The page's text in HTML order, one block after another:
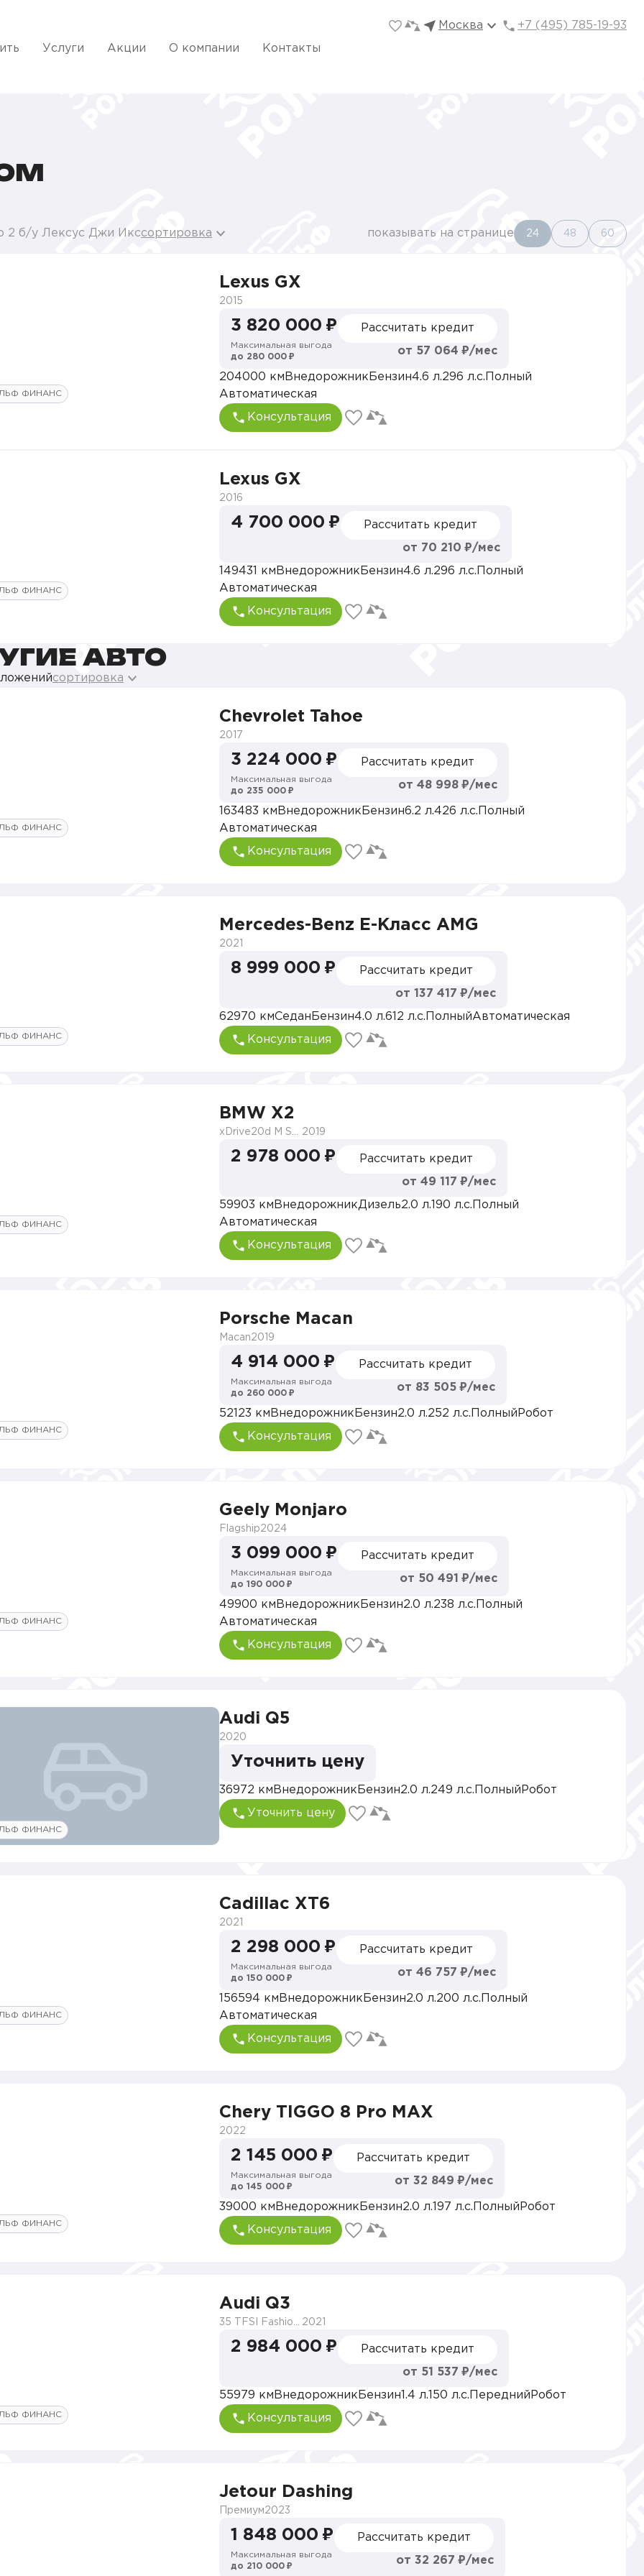
Москва +7 (495) 785-19-93
Услуги Акции О компании Контакты
2 б/у Лексус Джи Икссортировка показывать на странице 24 48 60
ФИНАНС
Lexus GX
2015
3 820 000 ₽
Максимальная выгода
до 280 000 ₽
Рассчитать кредит
от 57 064 ₽/мес
204000 км Внедорожник Бензин4.6 л.296 л.с. Полный
Автоматическая
Консультация
ФИНАНС
Lexus GX
2016
4 700 000 ₽ Рассчитать кредит
от 70 210 ₽/мес
149431 км Внедорожник Бензин4.6 л.296 л.с. Полный
Автоматическая
Консультация
АВТО
сортировка
ФИНАНС
Chevrolet Tahoe
2017
3 224 000 ₽
Максимальная выгода
до 235 000 ₽
Рассчитать кредит
от 48 998 ₽/мес
163483 км Внедорожник Бензин6.2 л.426 л.с. Полный
Автоматическая
Консультация
ФИНАНС
Mercedes-Benz E-Класс AMG
2021
8 999 000 ₽ Рассчитать кредит
от 137 417 ₽/мес
62970 кмСедан Бензин4.0 л.612 л.с. ПолныйАвтоматическая
Консультация
ФИНАНС
BMW X2
2019
2 978 000 ₽ Рассчитать кредит
от 49 117 ₽/мес
59903 км ВнедорожникДизель2.0 л. 190 л.с. Полный
Автоматическая
Консультация
ФИНАНС
Porsche Macan
Macan2019
4 914 000 ₽
Максимальная выгода
до 260 000 ₽
Рассчитать кредит
от 83 505 ₽/мес
52123 км Внедорожник Бензин2.0 л.252 л.с. Полный Робот
Консультация
ФИНАНС
Geely Monjaro
Flagship2024
3 099 000 ₽
Максимальная выгода
до 190 000 ₽
Рассчитать кредит
от 50 491 ₽/мес
49900 км Внедорожник Бензин2.0 л.238 л.с. Полный
Автоматическая
Консультация
ФИНАНС
Audi Q5
2020
Уточнить цену
36972 км Внедорожник Бензин2.0 л.249 л.с. Полный Робот
Уточнить цену
ФИНАНС
Cadillac XT6
2021
2 298 000 ₽
Максимальная выгода
до 150 000 ₽
Рассчитать кредит
от 46 757 ₽/мес
156594 км Внедорожник Бензин2.0 л.200 л.с. Полный
Автоматическая
Консультация
ФИНАНС
Chery TIGGO 8 Pro MAX
2022
2 145 000 ₽
Максимальная выгода
до 145 000 ₽
Рассчитать кредит
от 32 849 ₽/мес
39000 км Внедорожник Бензин2.0 л. 197 л.с. Полный Робот
Консультация
ФИНАНС
Audi Q3
2021
2 984 000 ₽ Рассчитать кредит
от 51 537 ₽/мес
55979 км Внедорожник Бензин 1.4 л. 150 л.с. Передний Робот
Консультация
Jetour Dashing
Премиум2023
1 848 000 ₽
Максимальная выгода
до 210 000 ₽
Рассчитать кредит
от 32 267 ₽/мес